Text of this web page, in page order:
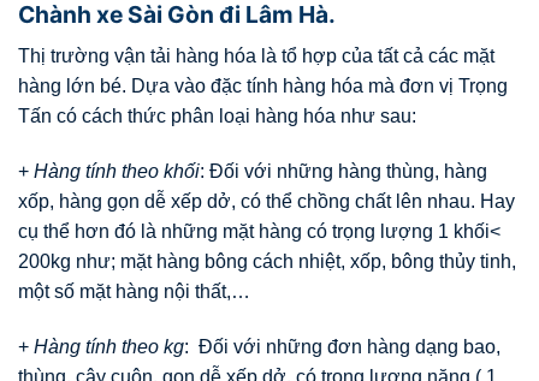
Chành xe Sài Gòn đi Lâm Hà.
Thị trường vận tải hàng hóa là tổ hợp của tất cả các mặt
hàng lớn bé. Dựa vào đặc tính hàng hóa mà đơn vị Trọng
Tấn có cách thức phân loại hàng hóa như sau:
+ Hàng tính theo khối: Đối với những hàng thùng, hàng
xốp, hàng gọn dễ xếp dở, có thể chồng chất lên nhau. Hay
cụ thể hơn đó là những mặt hàng có trọng lượng 1 khối<
200kg như; mặt hàng bông cách nhiệt, xốp, bông thủy tinh,
một số mặt hàng nội thất,…
+ Hàng tính theo kg: Đối với những đơn hàng dạng bao,
thùng, cây cuộn, gọn dễ xếp dở, có trọng lượng nặng ( 1